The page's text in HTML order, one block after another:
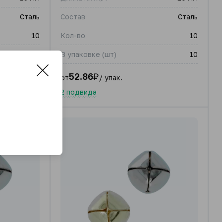
Сталь
10
Состав Сталь
Кол-во 10
В упаковке (шт) 10
от52.86₽/ упак.
2 подвида